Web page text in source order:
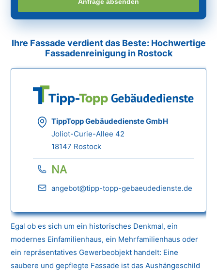
Ihre Fassade verdient das Beste: Hochwertige
Fassadenreinigung in Rostock
TippTopp Gebäudedienste GmbH
Joliot-Curie-Allee 42
18147 Rostock
NA
angebot@tipp-topp-gebaeudedienste.de
Egal ob es sich um ein historisches Denkmal, ein
modernes Einfamilienhaus, ein Mehrfamilienhaus oder
ein repräsentatives Gewerbeobjekt handelt: Eine
saubere und gepflegte Fassade ist das Aushängeschild